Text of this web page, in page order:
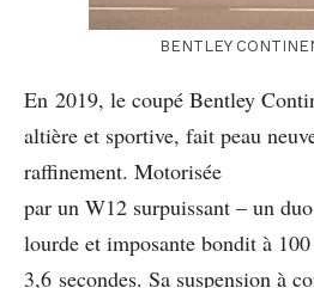
BENTLEY
En 2019, le coupé Bentley
altière et sportive, fait peau
raffinement. Motorisée
par un W12 surpuissant – un
lourde et imposante bondit à
3,6 secondes. Sa suspension à